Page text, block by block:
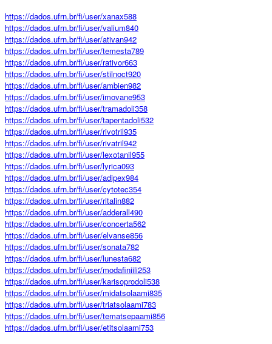
https://dados.ufrn.br/fi/user/xanax588
https://dados.ufrn.br/fi/user/valium840
https://dados.ufrn.br/fi/user/ativan942
https://dados.ufrn.br/fi/user/temesta789
https://dados.ufrn.br/fi/user/rativor663
https://dados.ufrn.br/fi/user/stilnoct920
https://dados.ufrn.br/fi/user/ambien982
https://dados.ufrn.br/fi/user/imovane953
https://dados.ufrn.br/fi/user/tramadoli358
https://dados.ufrn.br/fi/user/tapentadoli532
https://dados.ufrn.br/fi/user/rivotril935
https://dados.ufrn.br/fi/user/rivatril942
https://dados.ufrn.br/fi/user/lexotanil955
https://dados.ufrn.br/fi/user/lyrica093
https://dados.ufrn.br/fi/user/adipex984
https://dados.ufrn.br/fi/user/cytotec354
https://dados.ufrn.br/fi/user/ritalin882
https://dados.ufrn.br/fi/user/adderall490
https://dados.ufrn.br/fi/user/concerta562
https://dados.ufrn.br/fi/user/elvanse856
https://dados.ufrn.br/fi/user/sonata782
https://dados.ufrn.br/fi/user/lunesta682
https://dados.ufrn.br/fi/user/modafiniili253
https://dados.ufrn.br/fi/user/karisoprodoli538
https://dados.ufrn.br/fi/user/midatsolaami835
https://dados.ufrn.br/fi/user/triatsolaami783
https://dados.ufrn.br/fi/user/tematsepaami856
https://dados.ufrn.br/fi/user/etitsolaami753